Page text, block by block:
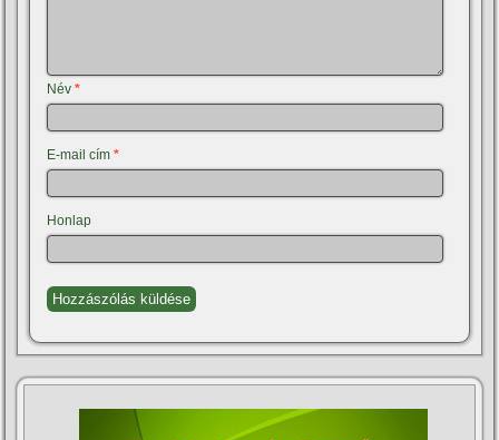
Név*
E-mail cím*
Honlap